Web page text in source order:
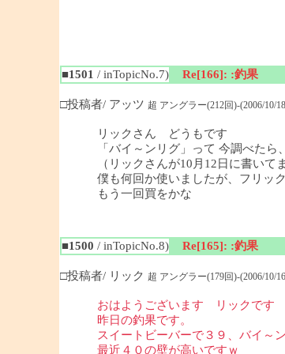
■1501 / inTopicNo.7) Re[166]: :釣果
□投稿者/ アッツ 超 アングラー(212回)-(2006/10/
リックさん どうもです
「バイ～ンリグ」って 今調べた
（リックさんが10月12日に書い
僕も何回か使いましたが、フリッ
もう一回買をかな
■1500 / inTopicNo.8) Re[165]: :釣果
□投稿者/ リック 超 アングラー(179回)-(2006/10/
おはようございます リックです
昨日の釣果です。
スイートビーバーで３９、バイ～
最近４０の壁が高いですｗ